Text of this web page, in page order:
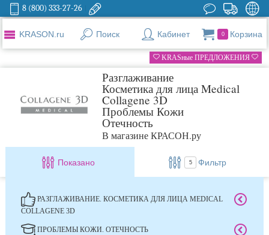
8 (800) 333-27-26
KRASON.ru Поиск Кабинет 0 Корзина
KRASные ПРЕДЛОЖЕНИЯ
Разглаживание
Косметика для лица Medical
Collagene 3D
Проблемы Кожи
Отечность
В магазине КРАСОН.ру
Показано 5 Фильтр
РАЗГЛАЖИВАНИЕ. КОСМЕТИКА ДЛЯ ЛИЦА MEDICAL
COLLAGENE 3D
ПРОБЛЕМЫ КОЖИ. ОТЕЧНОСТЬ